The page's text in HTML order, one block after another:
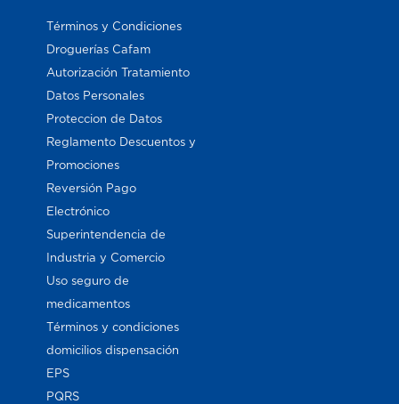
Términos y Condiciones
Droguerías Cafam
Autorización Tratamiento
Datos Personales
Proteccion de Datos
Reglamento Descuentos y
Promociones
Reversión Pago
Electrónico
Superintendencia de
Industria y Comercio
Uso seguro de
medicamentos
Términos y condiciones
domicilios dispensación
EPS
PQRS